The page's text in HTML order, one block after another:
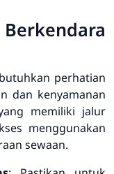
perhatian
dan kenyamanan
memiliki jalur
menggunakan
sewaan.